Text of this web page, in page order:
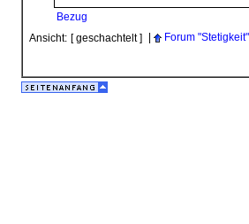
Bezug
Ansicht: [ geschachtelt ] Forum "Stetigkeit"